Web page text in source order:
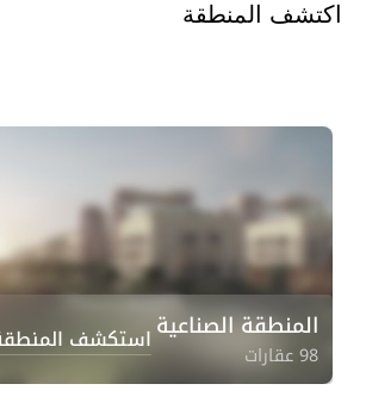
اكتشف المنطقة
المنطقة الصناعية
98 عقارات استكشف